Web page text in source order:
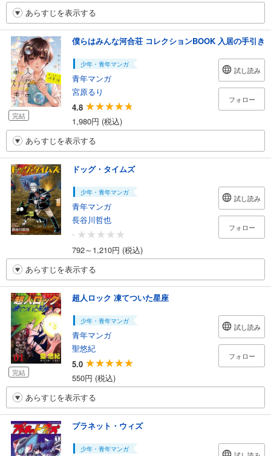
あらすじを表示する
完結
僕らはみんな河合荘 コレクションBOOK 入居の手引き
少年・青年マンガ
青年マンガ
宮原るり
4.8
1,980円 (税込)
試し読み
フォロー
あらすじを表示する
ドッグ・タイムズ
少年・青年マンガ
青年マンガ
長谷川哲也
-
792～1,210円 (税込)
試し読み
フォロー
あらすじを表示する
完結
超人ロック 凍てついた星座
少年・青年マンガ
青年マンガ
聖悠紀
5.0
550円 (税込)
試し読み
フォロー
あらすじを表示する
プラネット・ウィズ
少年・青年マンガ